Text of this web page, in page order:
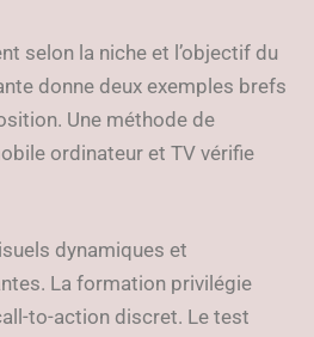
selon la niche et l’objectif du
donne deux exemples brefs
Une méthode de
ordinateur et TV vérifie
dynamiques et
La formation privilégie
to-action discret. Le test